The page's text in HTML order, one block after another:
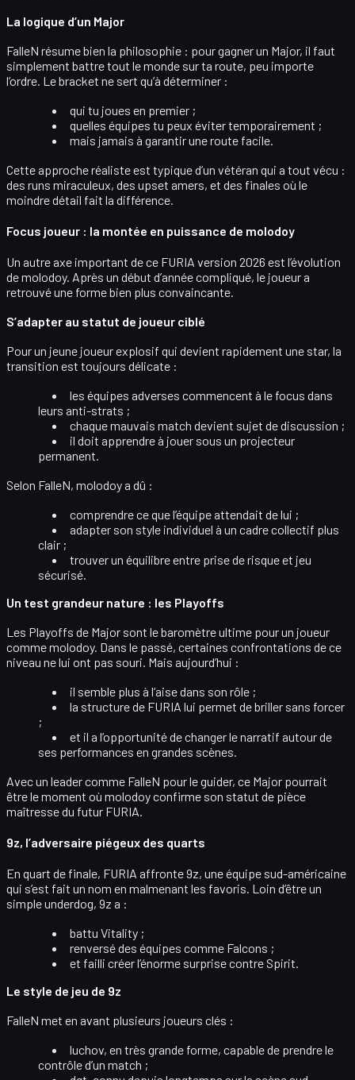
La logique d’un Major
FalleN résume bien la philosophie : pour gagner un Major, il faut
simplement battre tout le monde sur ta route, peu importe
l’ordre. Le bracket ne sert qu’à déterminer :
qui tu joues en premier ;
quelles équipes tu peux éviter temporairement ;
mais jamais à garantirune route facile.
Cette approche réaliste est typique d’un vétéran qui a tout vécu :
des runs miraculeux, des upset amers, et des finales où le
moindre détail fait la différence.
Focus joueur : la montée en puissance de molodoy
Un autre axe important de ce FURIA version 2026 est l’évolution
demolodoy. Après un début d’année compliqué, le joueur a
retrouvé une forme bien plus convaincante.
S’adapter au statut de joueur ciblé
Pour un jeune joueur explosif qui devient rapidement une star, la
transition est toujours délicate :
les équipes adverses commencent à le focus dans
leurs anti-strats ;
chaquemauvais match devient sujet de discussion ;
il doit apprendre à jouer sous un projecteur
permanent.
Selon FalleN, molodoy a dû :
comprendre ce que l’équipe attendait de lui ;
adapter son style individuel à un cadre collectif plus
clair ;
trouver un équilibreentre prise de risque et jeu
sécurisé.
Un test grandeur nature : les Playoffs
Les Playoffs de Major sont lebaromètre ultime pour un joueur
comme molodoy. Dans le passé, certaines confrontations de ce
niveau ne lui ont pas souri. Mais aujourd’hui :
il semble plus à l’aisedans son rôle ;
la structure de FURIA lui permet debriller sans forcer
;
et il a l’opportunité dechanger le narratif autour de
ses performances en grandes scènes.
Avec un leader comme FalleN pour le guider, ce Major pourrait
être le moment où molodoy confirme son statut de pièce
maîtresse du futur FURIA.
9z, l’adversaire piégeux des quarts
En quart de finale, FURIA affronte9z, une équipe sud-américaine
qui s’est fait un nom en malmenant les favoris. Loin d’être un
simple underdog, 9z a :
battu Vitality ;
renversé des équipes comme Falcons ;
et failli créer l’énorme surprise contre Spirit.
Le style de jeu de 9z
FalleN met en avant plusieurs joueurs clés :
luchov, en très grande forme, capable de prendre le
contrôle d’un match ;